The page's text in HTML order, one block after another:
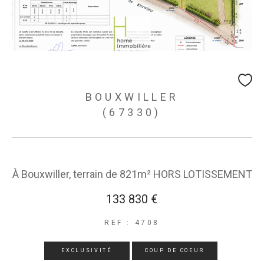
BOUXWILLER
(67330)
À Bouxwiller, terrain de 821m² HORS LOTISSEMENT
133 830 €
REF : 4708
EXCLUSIVITÉ COUP DE COEUR